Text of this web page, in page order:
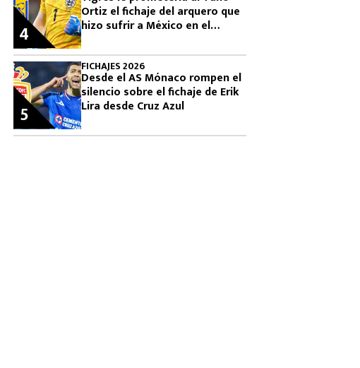
Ortiz el fichaje del arquero que
hizo sufrir a México en el
4
FICHAJES 2026
Desde el AS Mónaco rompen el
silencio sobre el fichaje de Erik
Lira desde Cruz Azul
5